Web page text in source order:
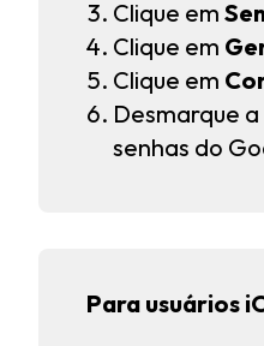
Clique em
Clique em
Clique em
Desmarque
senhas do
Para usuários